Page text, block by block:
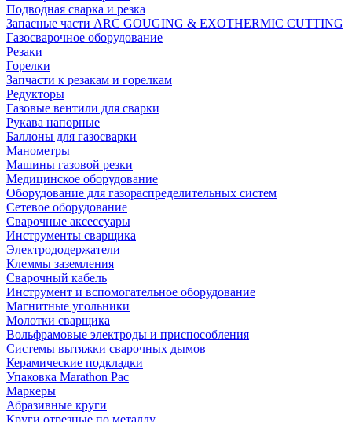
Подводная сварка и резка
Запасные части ARC GOUGING & EXOTHERMIC CUTTING
Газосварочное оборудование
Резаки
Горелки
Запчасти к резакам и горелкам
Редукторы
Газовые вентили для сварки
Рукава напорные
Баллоны для газосварки
Манометры
Машины газовой резки
Медицинское оборудование
Оборудование для газораспределительных систем
Сетевое оборудование
Сварочные аксессуары
Инструменты сварщика
Электрододержатели
Клеммы заземления
Сварочный кабель
Инструмент и вспомогательное оборудование
Магнитные угольники
Молотки сварщика
Вольфрамовые электроды и приспособления
Системы вытяжки сварочных дымов
Керамические подкладки
Упаковка Marathon Pac
Маркеры
Абразивные круги
Круги отрезные по металлу